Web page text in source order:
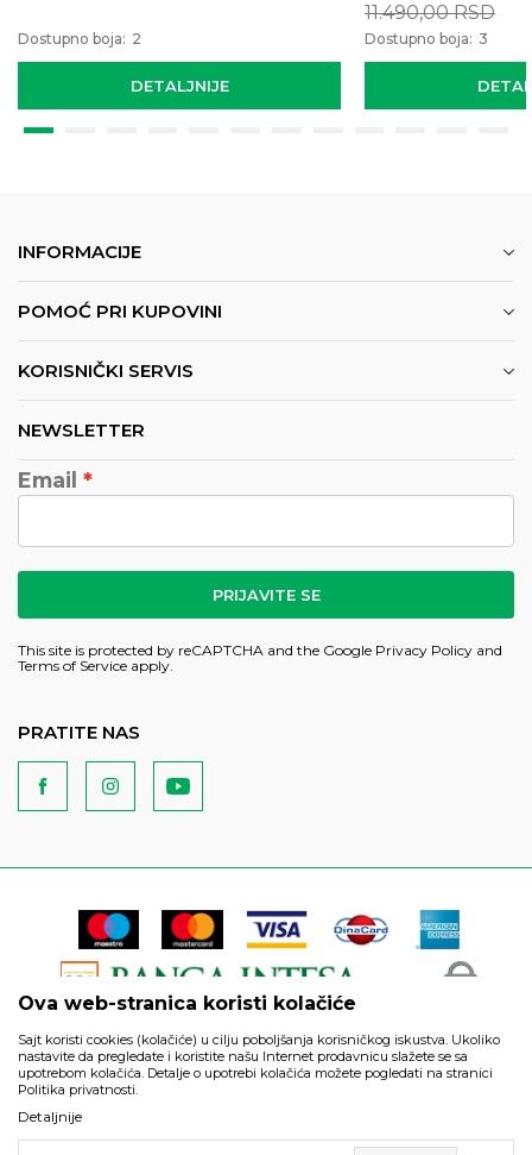
DETALJNIJE
Dostupno boja: 2
11.490,00RSD
Dostupno boja: 3
INFORMACIJE
POMOĆ PRI KUPOVINI
KORISNIČKI SERVIS
NEWSLETTER
Email
PRIJAVITE SE
This site is protected by reCAPTCHA and the Google Privacy Policy and
Terms of Service apply.
PRATITE NAS
artikli prikazani na sajtu su deo naše ponude i ne podrazumeva
da su dostupni u svakom trenutku.
Ova web-stranica koristi kolačiće
Sajt koristi cookies (kolačiće) u cilju poboljšanja korisničkog iskustva. Ukoliko
nastavite da pregledate i koristite našu Internet prodavnicu slažete se sa
upotrebom kolačića. Detalje o upotrebi kolačića možete pogledati na stranici
Politika privatnosti.
Detaljnije